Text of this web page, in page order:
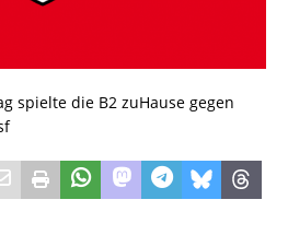
spielte die B2 zuHause gegen